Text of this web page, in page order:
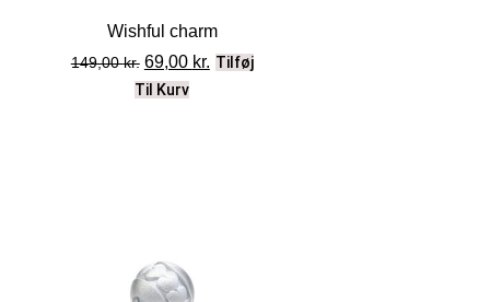
Wishful charm
149,00kr. 69,00 kr. Tilføj
Til Kurv